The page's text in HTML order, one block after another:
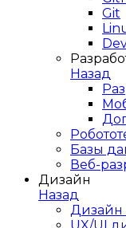
Git
Назад
Базы
Веб-
Дизайн
Назад
Дизайн